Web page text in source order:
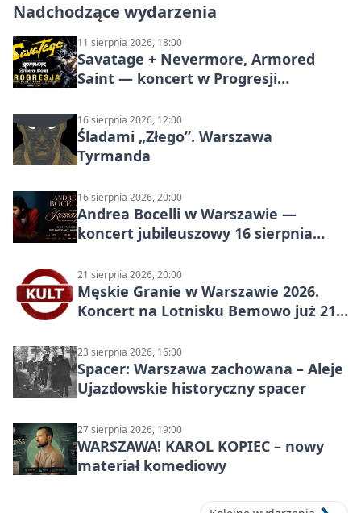
Nadchodzące wydarzenia
11 sierpnia 2026, 18:00
Savatage + Nevermore, Armored
Saint — koncert w Progresji
16 sierpnia 2026, 12:00
Śladami „Złego”. Warszawa
Tyrmanda
16 sierpnia 2026, 20:00
Andrea Bocelli w Warszawie —
koncert jubileuszowy 16 sierpnia
21 sierpnia 2026, 20:00
Męskie Granie w Warszawie 2026.
Koncert na Lotnisku Bemowo już 21
23 sierpnia 2026, 16:00
Spacer: Warszawa zachowana – Aleje
Ujazdowskie historyczny spacer
27 sierpnia 2026, 19:00
WARSZAWA! KAROL KOPIEC – nowy
materiał komediowy